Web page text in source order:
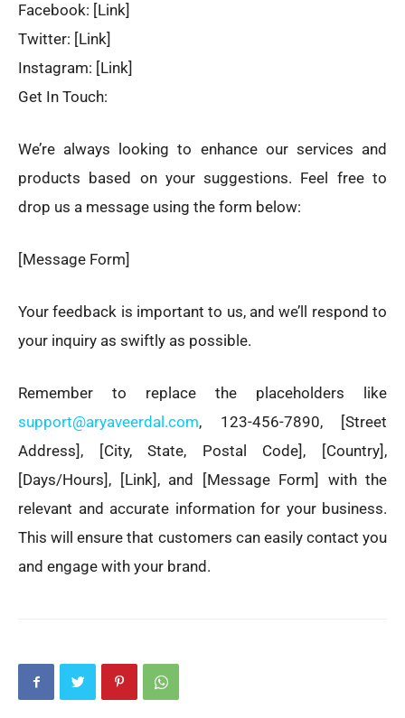
Facebook: [Link]
Twitter: [Link]
Instagram: [Link]
Get In Touch:
We’re always looking to enhance our services and
products based on your suggestions. Feel free to
drop us a message using the form below:
[Message Form]
Your feedback is important to us, and we’ll respond to
your inquiry as swiftly as possible.
Remember to replace the placeholders like
support@aryaveerdal.com, 123-456-7890, [Street
Address], [City, State, Postal Code], [Country],
[Days/Hours], [Link], and [Message Form] with the
relevant and accurate information for your business.
This will ensure that customers can easily contact you
and engage with your brand.